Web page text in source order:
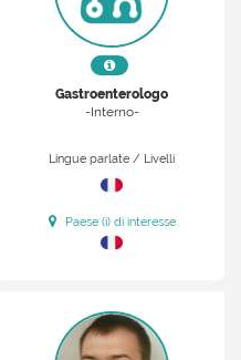
Gastroenterologo
-Interno-
Lingue parlate / Livelli
Paese (i) di interesse